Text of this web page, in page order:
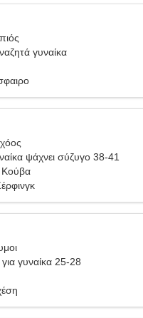
γυναίκα
ψάχνει σύζυγο 38-41
γυναίκα 25-28